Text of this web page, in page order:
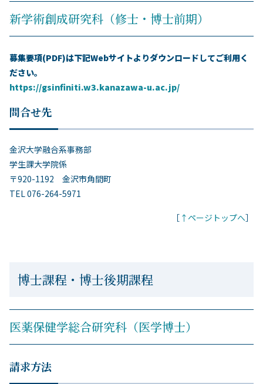
新学術創成研究科（修士・博士前期）
募集要項(PDF)は下記Webサイトよりダウンロードしてご利用く
ださい。
https://gsinfiniti.w3.kanazawa-u.ac.jp/
問合せ先
金沢大学融合系事務部
学生課大学院係
〒920-1192 金沢市角間町
TEL 076-264-5971
［ ↑ページトップへ］
博士課程・博士後期課程
医薬保健学総合研究科（医学博士）
請求方法